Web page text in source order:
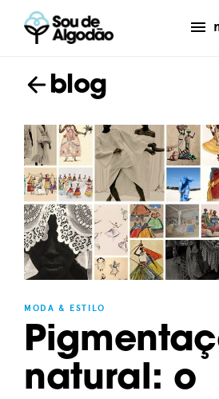
blog
MODA & ESTILO
natural: o